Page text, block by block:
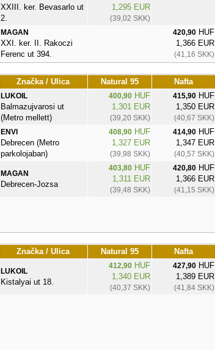
XXIII. ker. Bevasarlo ut
2.
1,295 EUR
(39,02 SKK)
MAGAN
XXI. ker. II. Rakoczi
Ferenc ut 394.
420,90HUF
1,366 EUR
(41,16 SKK)
Značka / Ulica Natural 95 Nafta
LUKOIL
Balmazujvarosi ut
(Metro mellett)
400,90HUF
1,301 EUR
(39,20 SKK)
415,90HUF
1,350 EUR
(40,67 SKK)
ENVI
Debrecen (Metro
parkolojaban)
408,90HUF
1,327 EUR
(39,98 SKK)
414,90HUF
1,347 EUR
(40,57 SKK)
MAGAN
Debrecen-Jozsa
403,80HUF
1,311 EUR
(39,48 SKK)
420,80HUF
1,366 EUR
(41,15 SKK)
Značka / Ulica Natural 95 Nafta
LUKOIL
Kistalyai ut 18.
412,90HUF
1,340 EUR
(40,37 SKK)
427,90HUF
1,389 EUR
(41,84 SKK)